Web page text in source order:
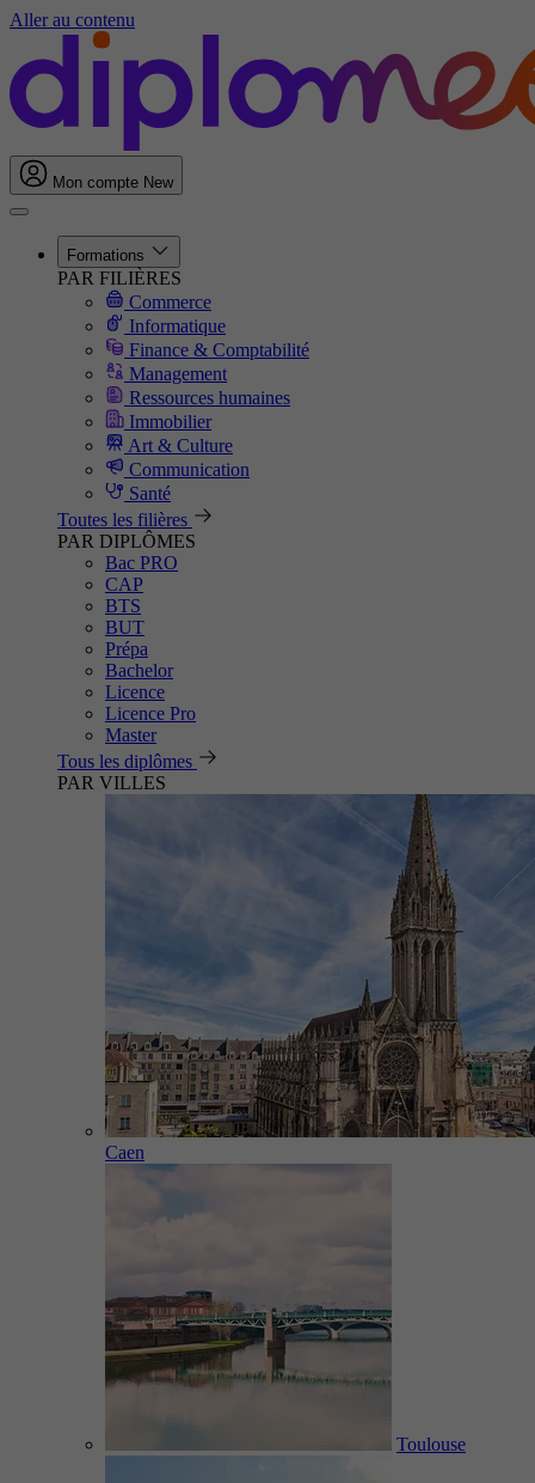
Aller au contenu
Mon compte New
Formations
PAR FILIÈRES
Commerce
Informatique
Finance & Comptabilité
Management
Ressources humaines
Immobilier
Art & Culture
Communication
Santé
Toutes les filières
PAR DIPLÔMES
Bac PRO
CAP
BTS
BUT
Prépa
Bachelor
Licence
Licence Pro
Master
Tous les diplômes
PAR VILLES
Caen
Toulouse